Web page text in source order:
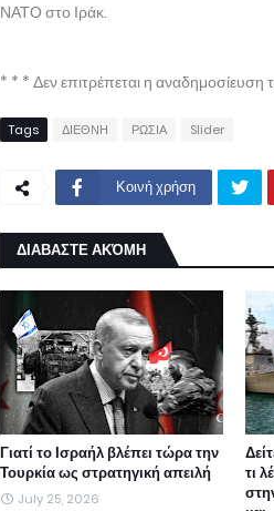
ΝΑΤΟ στο Ιράκ.
* * * Δεν επιτρέπεται η
Tags ΔΙΕΘΝΗ ΡΩΣΙΑ Slider
Κοινή χρήση
ΔΙΑΒΑΣΤΕ ΑΚΌΜΗ
Γιατί το Ισραήλ βλέπει τώρα την
Τουρκία ως στρατηγική απειλή
July 25, 2026
τι